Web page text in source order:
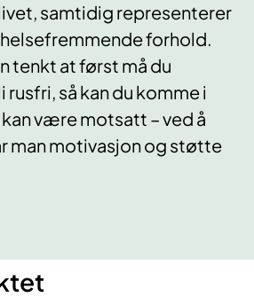
samtidig representerer
forhold.
tenkt at først må du
så kan du komme i
være motsatt – ved å
man motivasjon og støtte